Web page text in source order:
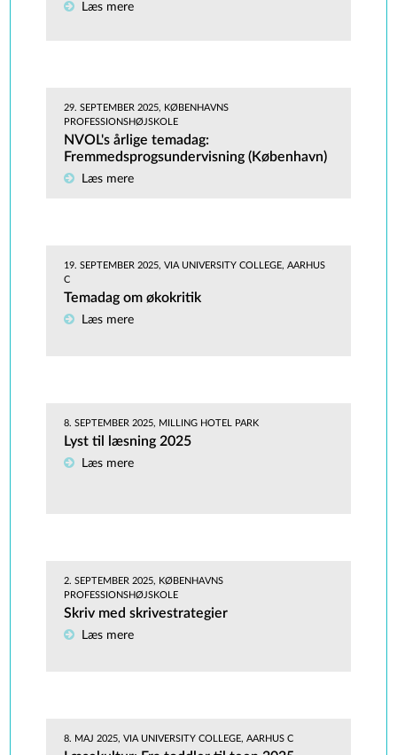
Læs mere
29. SEPTEMBER 2025, KØBENHAVNS
PROFESSIONSHØJSKOLE
NVOL's årlige temadag:
Fremmedsprogsundervisning (København)
Læs mere
19. SEPTEMBER 2025, VIA UNIVERSITY COLLEGE, AARHUS
C
Temadag om økokritik
Læs mere
8. SEPTEMBER 2025, MILLING HOTEL PARK
Lyst til læsning 2025
Læs mere
2. SEPTEMBER 2025, KØBENHAVNS
PROFESSIONSHØJSKOLE
Skriv med skrivestrategier
Læs mere
8. MAJ 2025, VIA UNIVERSITY COLLEGE, AARHUS C